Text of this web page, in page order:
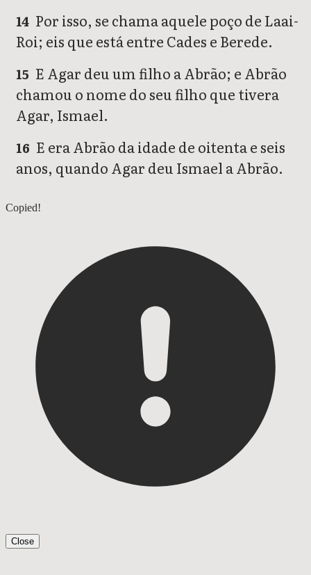
14 Por isso, se chama aquele poço de Laai-
Roi; eis que está entre Cades e Berede.
15 E Agar deu um filho a Abrão; e Abrão
chamou o nome do seu filho que tivera
Agar, Ismael.
16 E era Abrão da idade de oitenta e seis
anos, quando Agar deu Ismael a Abrão.
Gênesis 15
Copied!
Close